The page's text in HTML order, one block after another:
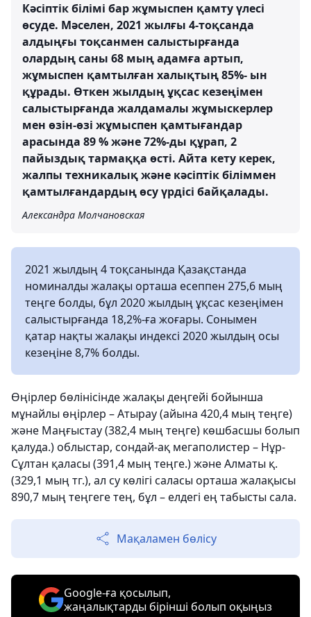
Кәсіптік білімі бар жұмыспен қамту үлесі
өсуде. Мәселен, 2021 жылғы 4-тоқсанда
алдыңғы тоқсанмен салыстырғанда
олардың саны 68 мың адамға артып,
жұмыспен қамтылған халықтың 85%- ын
құрады. Өткен жылдың ұқсас кезеңімен
салыстырғанда жалдамалы жұмыскерлер
мен өзін-өзі жұмыспен қамтығандар
арасында 89 % және 72%-ды құрап, 2
пайыздық тармаққа өсті. Айта кету керек,
жалпы техникалық және кәсіптік біліммен
қамтылғандардың өсу үрдісі байқалады.
Александра Молчановская
2021 жылдың 4 тоқсанында Қазақстанда
номиналды жалақы орташа есеппен 275,6 мың
теңге болды, бұл 2020 жылдың ұқсас кезеңімен
салыстырғанда 18,2%-ға жоғары. Сонымен
қатар нақты жалақы индексі 2020 жылдың осы
кезеңіне 8,7% болды.
Өңірлер бөлінісінде жалақы деңгейі бойынша
мұнайлы өңірлер – Атырау (айына 420,4 мың теңге)
және Маңғыстау (382,4 мың теңге) көшбасшы болып
қалуда.) облыстар, сондай-ақ мегаполистер – Нұр-
Сұлтан қаласы (391,4 мың теңге.) және Алматы қ.
(329,1 мың тг.), ал су көлігі саласы орташа жалақысы
890,7 мың теңгеге тең, бұл – елдегі ең табысты сала.
Мақаламен бөлісу
Google-ға қосылып,
жаңалықтарды бірінші болып оқыңыз